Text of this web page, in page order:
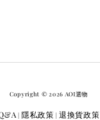
Copyright © 2026 AOI選物
| 隱私政策 | 退換貨政策